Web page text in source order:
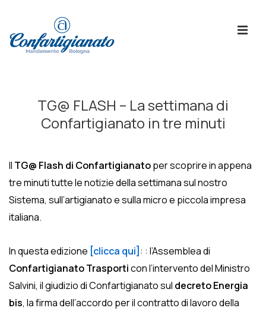
Principale
TG@ FLASH – La settimana di
Confartigianato in tre minuti
Il TG@ Flash di Confartigianatoper scoprire in appena
tre minuti tutte le notizie della settimana sul nostro
Sistema, sull’artigianato e sulla micro e piccola impresa
italiana.
In questa edizione [clicca qui] : : l’Assemblea di
Confartigianato Trasporticon l’intervento del Ministro
Salvini, il giudizio di Confartigianato sul decreto Energia
bis, la firma dell’accordo per il contratto di lavoro della